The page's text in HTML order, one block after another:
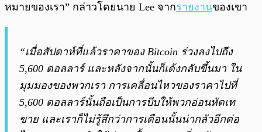
หมายของเรา” กล่าวโดยนาย Lee จากรายงานของเขา
“เมื่อสัปดาห์ที่แล้วราคาของ Bitcoin ร่วงลงไปถึง
5,600 ดอลลาร์ และหลังจากนั้นก็เด้งกลับขึ้นมา ใน
มุมมองของพวกเรา การเคลื่อนไหวของราคาไปที่
5,600 ดอลลาร์นั้นถือเป็นการบีบให้พวกอ่อนหัดเท
ขาย และเราก็ไม่รู้สึกว่าการเตือนนั้นน่ากลัวอีกต่อ